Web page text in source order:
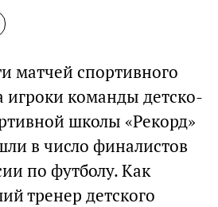
матчей спортивного
игроки команды детско-
школы «Рекорд»
в число финалистов
по футболу. Как
тренер детского